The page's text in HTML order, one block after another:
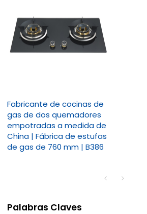
Fabricante de cocinas de
gas de dos quemadores
empotradas a medida de
China | Fábrica de estufas
de gas de 760 mm | B386
Palabras Claves